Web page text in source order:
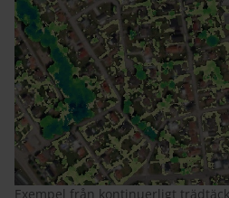
Exempel från kontinuerligt